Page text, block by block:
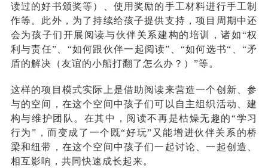
读过的好书颁奖等）、使用奖励的手工材料进行手工制
作等。此外，为了持续给孩子提供支持，项目周期中还
会为孩子们开展阅读与伙伴关系建构的培训，诸如“权
利与责任”、“如何跟伙伴一起阅读”、“如何选书“、“矛
盾的解决（友谊的小船打翻了怎么办 ？ ）”等。
这样的项目模式实际上是借助阅读来营造一个创新、参
与的空间，在这个空间中孩子们可以自主组织活动、建
构与维护团队。在其中，阅读不再是枯燥无趣的“学习
行为”，而变成了一个既“好玩”又能增进伙伴关系的桥
梁和纽带，在这个空间中孩子们一起讨论、一起创造、
相互影响 ， 共同快速成长起来。